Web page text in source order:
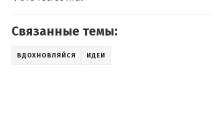
Связанные темы:
ВДОХНОВЛЯЙСЯ ИДЕИ